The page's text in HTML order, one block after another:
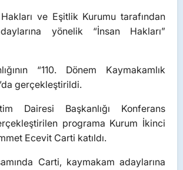
ve Eşitlik Kurumu tarafından
yönelik “İnsan Hakları”
“110. Dönem Kaymakamlık
gerçekleştirildi.
Dairesi Başkanlığı Konferans
programa Kurum İkinci
Ecevit Carti katıldı.
Carti, kaymakam adaylarına